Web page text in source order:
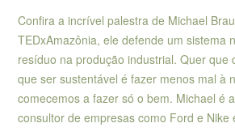
Confira a incrível palestra de Michael
TEDxAmazônia, ele defende um sistema
resíduo na produção industrial. Quer que
que ser sustentável é fazer menos mal à
comecemos a fazer só o bem. Michael é
consultor de empresas como Ford e Nike